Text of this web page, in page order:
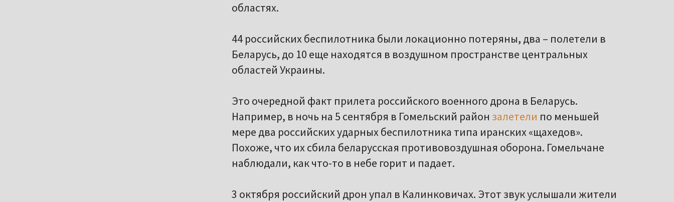
областях.
44 российских беспилотника были локационно потеряны, два – полетели в
Беларусь, до 10 еще находятся в воздушном пространстве центральных
областей Украины.
Это очередной факт прилета российского военного дрона в Беларусь.
Например, в ночь на 5 сентября в Гомельский район залетели по меньшей
мере два российских ударных беспилотника типа иранских «щахедов».
Похоже, что их сбила беларусская противовоздушная оборона. Гомельчане
наблюдали, как что-то в небе горит и падает.
3 октября российский дрон упал в Калинковичах. Этот звук услышали жители